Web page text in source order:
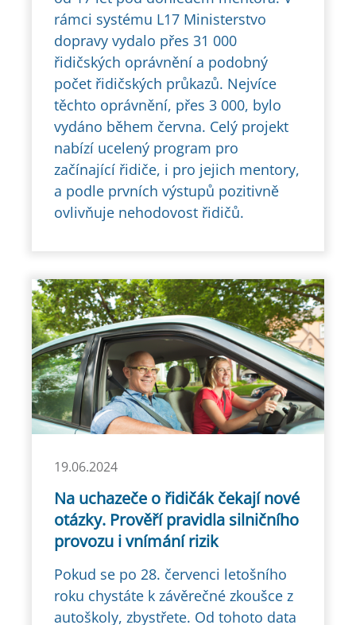
rámci systému L17 Ministerstvo
dopravy vydalo přes 31 000
řidičských oprávnění a podobný
počet řidičských průkazů. Nejvíce
těchto oprávnění, přes 3 000, bylo
vydáno během června. Celý projekt
nabízí ucelený program pro
začínající řidiče, i pro jejich mentory,
a podle prvních výstupů pozitivně
ovlivňuje nehodovost řidičů.
19.06.2024
Na uchazeče o řidičák čekají nové
otázky. Prověří pravidla silničního
provozu i vnímání rizik
Pokud se po 28. červenci letošního
roku chystáte k závěrečné zkoušce z
autoškoly, zbystřete. Od tohoto data